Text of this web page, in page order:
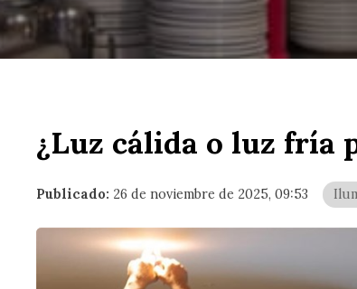
¿Luz cálida o luz fría
Publicado: 26 de noviembre de 2025, 09:53